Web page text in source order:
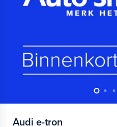
Audi e-tron